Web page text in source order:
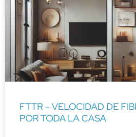
FTTR – VELOCIDAD DE
POR TODA LA CASA